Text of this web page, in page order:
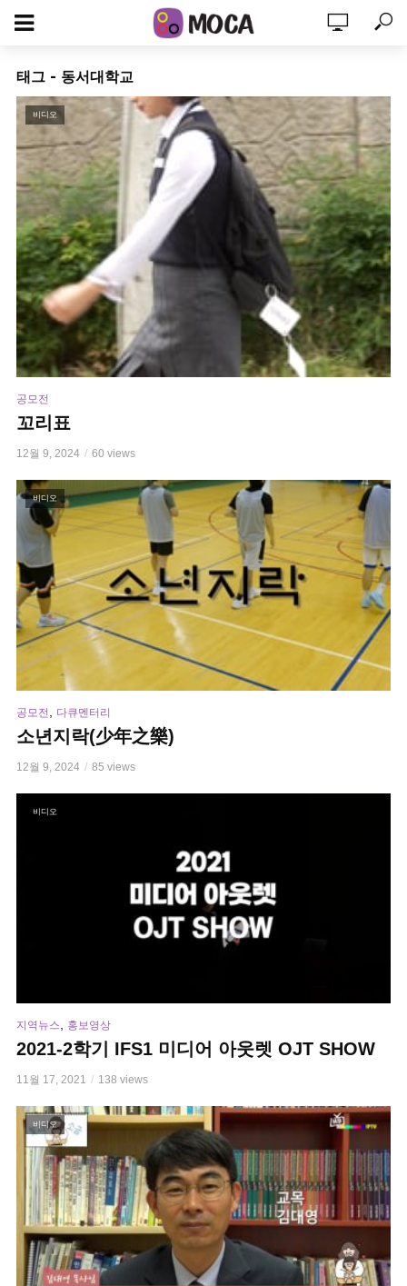
태그 - 동서대학교
비디오
공모전
꼬리표
12월 9, 2024 60 views
비디오
공모전 다큐멘터리
소년지락(少年之樂)
12월 9, 2024 85 views
비디오
지역뉴스 홍보영상
2021-2학기 IFS1 미디어 아웃렛 OJT SHOW
11월 17, 2021 138 views
비디오